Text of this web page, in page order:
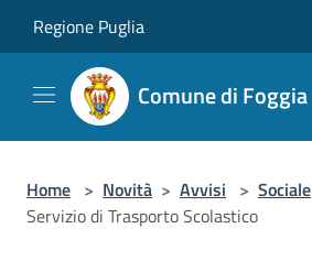
Regione Puglia
Comune di Foggia
Home > Novità > Avvisi > Sociale
Servizio di Trasporto Scolastico